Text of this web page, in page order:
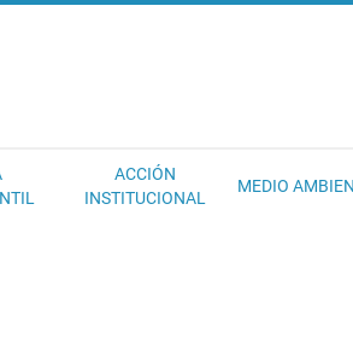
ACCIÓN
INSTITUCIONAL
MEDIO